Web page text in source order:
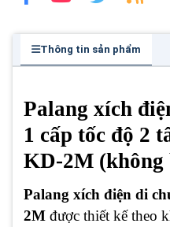
Thông tin sản phẩm
Palang xích
1 cấp tốc độ 2
KD-2M (không
Palang xích điện di
2M được thiết kế theo